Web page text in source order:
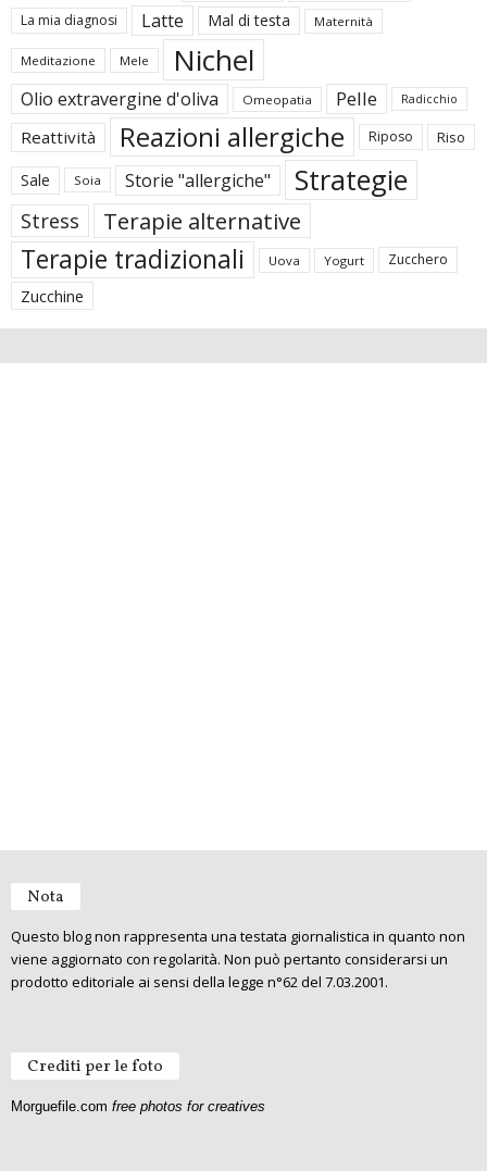
La mia diagnosi Latte Mal di testa Maternità
Meditazione Mele Nichel
Olio extravergine d'oliva Omeopatia Pelle Radicchio
Reattività Reazioni allergiche Riposo Riso
Sale Soia Storie "allergiche" Strategie
Stress Terapie alternative
Terapie tradizionali Uova Yogurt Zucchero
Zucchine
Nota
Questo blog non rappresenta una testata giornalistica in quanto non
viene aggiornato con regolarità. Non può pertanto considerarsi un
prodotto editoriale ai sensi della legge n°62 del 7.03.2001.
Crediti per le foto
Morguefile.com free photos for creatives